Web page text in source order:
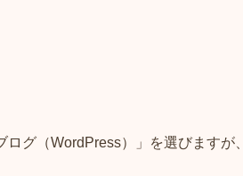
グ（WordPress）」を選びますが、